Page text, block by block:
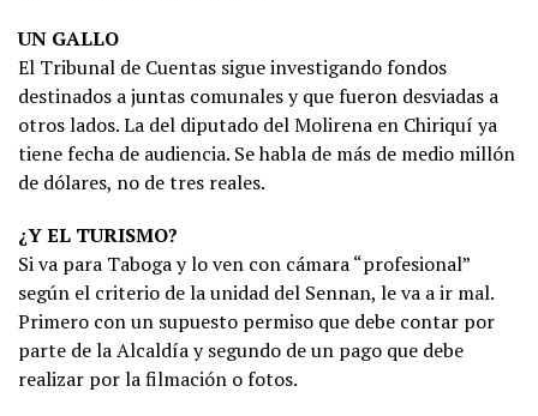
UN GALLO
El Tribunal de Cuentas sigue investigando fondos
destinados a juntas comunales y que fueron desviadas a
otros lados. La del diputado del Molirena en Chiriquí ya
tiene fecha de audiencia. Se habla de más de medio millón
de dólares, no de tres reales.
¿Y EL TURISMO?
Si va para Taboga y lo ven con cámara “profesional”
según el criterio de la unidad del Sennan, le va a ir mal.
Primero con un supuesto permiso que debe contar por
parte de la Alcaldía y segundo de un pago que debe
realizar por la filmación o fotos.